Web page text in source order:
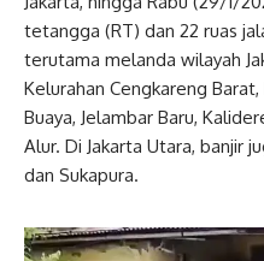
tetangga (RT) dan 22 ruas
terutama melanda wilayah
Kelurahan Cengkareng
Buaya, Jelambar Baru,
Alur. Di Jakarta Utara, banjir
dan Sukapura.